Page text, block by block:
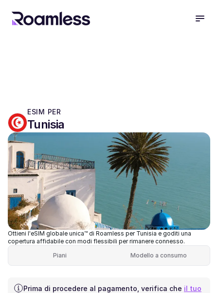
ESIM PER
Tunisia
Ottieni l'eSIM globale unica™ di Roamless per Tunisia e goditi una
copertura affidabile con modi flessibili per rimanere connesso.
Piani
Modello a consumo
Prima di procedere al pagamento, verifica che il tuo